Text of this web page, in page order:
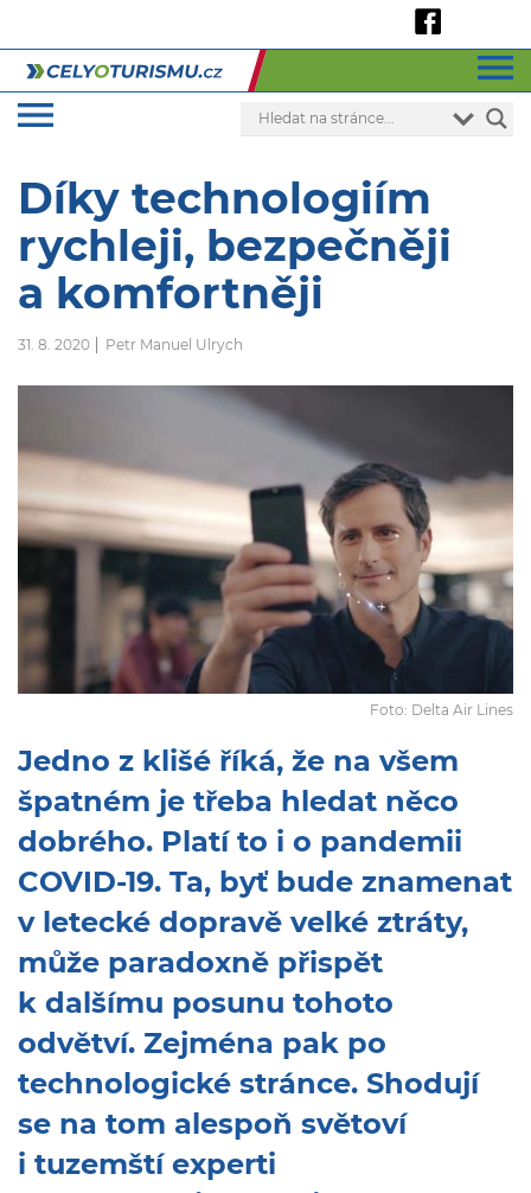
Díky technologiím
rychleji, bezpečněji
a komfortněji
31. 8. 2020 Petr Manuel Ulrych
Foto: Delta Air Lines
Jedno z klišé říká, že na všem
špatném je třeba hledat něco
dobrého. Platí to i o pandemii
COVID-19. Ta, byť bude znamenat
v letecké dopravě velké ztráty,
může paradoxně přispět
k dalšímu posunu tohoto
odvětví. Zejména pak po
technologické stránce. Shodují
se na tom alespoň světoví
i tuzemští experti